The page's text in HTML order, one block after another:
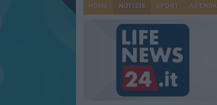
HOME NOTIZIE SPORT AGENDA